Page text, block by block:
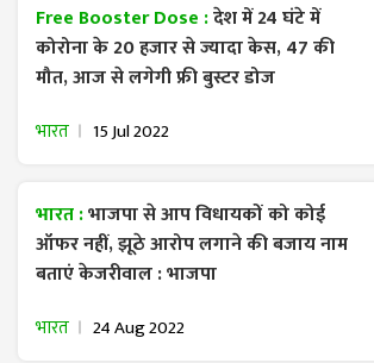
Free Booster Dose :देश में 24 घंटे में
कोरोना के 20 हजार से ज्यादा केस, 47 की
मौत, आज से लगेगी फ्री बुस्टर डोज
भारत 15 Jul 2022
भारत :भाजपा से आप विधायकों को कोई
ऑफर नहीं, झूठे आरोप लगाने की बजाय नाम
बताएं केजरीवाल : भाजपा
भारत 24 Aug 2022